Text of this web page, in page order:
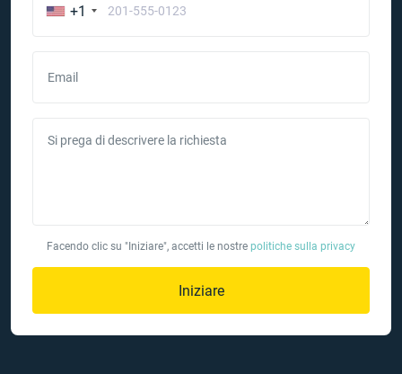
+1
Email
Si prega di descrivere la richiesta
Facendo clic su "Iniziare", accetti le nostre politiche sulla privacy
Iniziare